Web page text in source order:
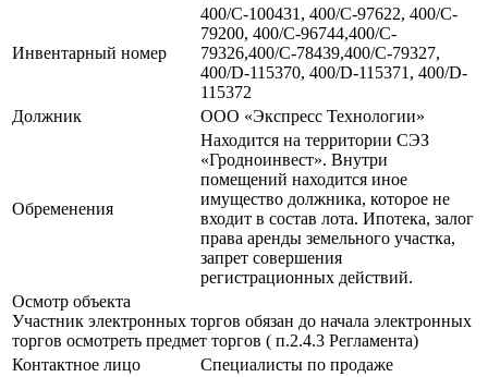
Инвентарный номер
400/C-100431, 400/C-97622, 400/C-
79200, 400/C-96744,400/C-
79326,400/C-78439,400/C-79327,
400/D-115370, 400/D-115371, 400/D-
115372
Должник
ООО «Экспресс Технологии»
Обременения
Находится на территории СЭЗ
«Гродноинвест». Внутри
помещений находится иное
имущество должника, которое не
входит в состав лота. Ипотека, залог
права аренды земельного участка,
запрет совершения
регистрационных действий.
Осмотр объекта
Участник электронных торгов обязан до начала электронных
торгов осмотреть предмет торгов ( п.2.4.3 Регламента)
Контактное лицо
Специалисты по продаже